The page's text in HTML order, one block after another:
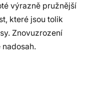
výrazně pružnější
které jsou tolik
Znovuzrození